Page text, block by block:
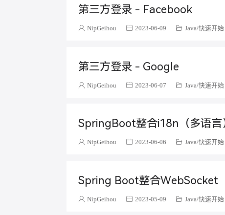
第三方登录 - Facebook
NipGeihou 2023-06-09 Java 快速开始
第三方登录 - Google
NipGeihou 2023-06-07 Java 快速开始
SpringBoot整合i18n（多语言
NipGeihou 2023-06-06 Java 快速开始
Spring Boot整合WebSocket
NipGeihou 2023-05-09 Java 快速开始